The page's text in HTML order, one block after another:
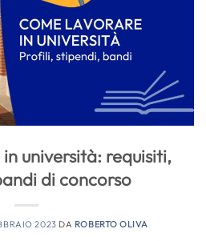
università: requisiti,
di concorso
2023 DA ROBERTO OLIVA